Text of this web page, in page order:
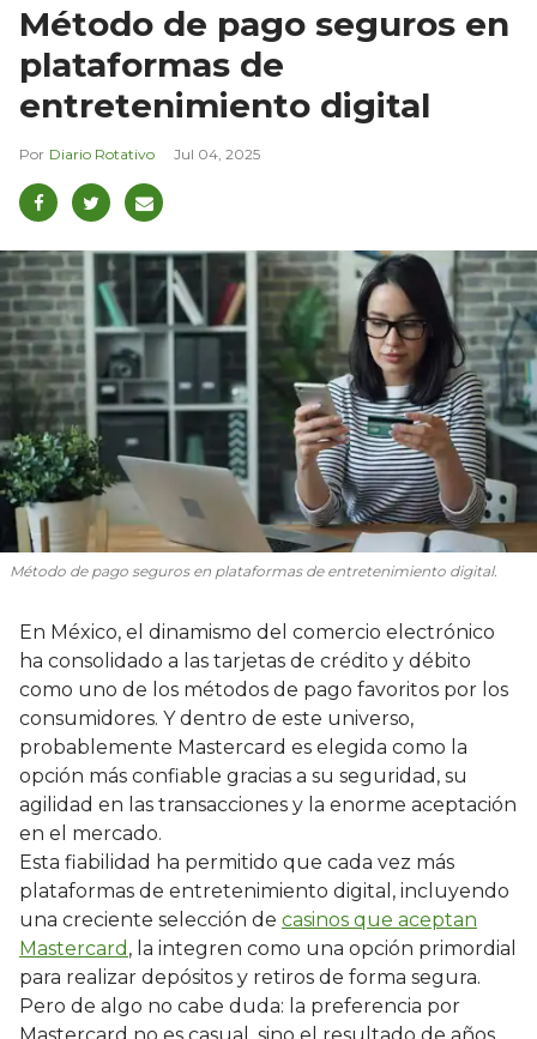
Método de pago seguros en
plataformas de
entretenimiento digital
Diario Rotativo Jul 04, 2025
Método de pago seguros en plataformas de entretenimiento digital.
En México, el dinamismo del comercio electrónico
ha consolidado a las tarjetas de crédito y débito
como uno de los métodos de pago favoritos por los
consumidores. Y dentro de este universo,
probablemente Mastercard es elegida como la
opción más confiable gracias a su seguridad, su
agilidad en las transacciones y la enorme aceptación
en el mercado.
Esta fiabilidad ha permitido que cada vez más
plataformas de entretenimiento digital, incluyendo
una creciente selección de casinos que aceptan
Mastercard , la integren como una opción primordial
para realizar depósitos y retiros de forma segura.
Pero de algo no cabe duda: la preferencia por